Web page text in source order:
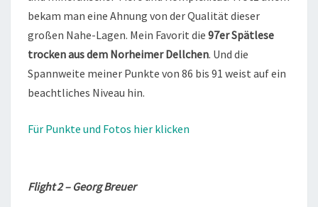
bekam man eine Ahnung von der Qualität dieser
großen Nahe-Lagen. Mein Favorit die 97er Spätlese
trocken aus dem Norheimer Dellchen. Und die
Spannweite meiner Punkte von 86 bis 91 weist auf ein
beachtliches Niveau hin.
Für Punkte und Fotos hier klicken
Flight 2 – Georg Breuer